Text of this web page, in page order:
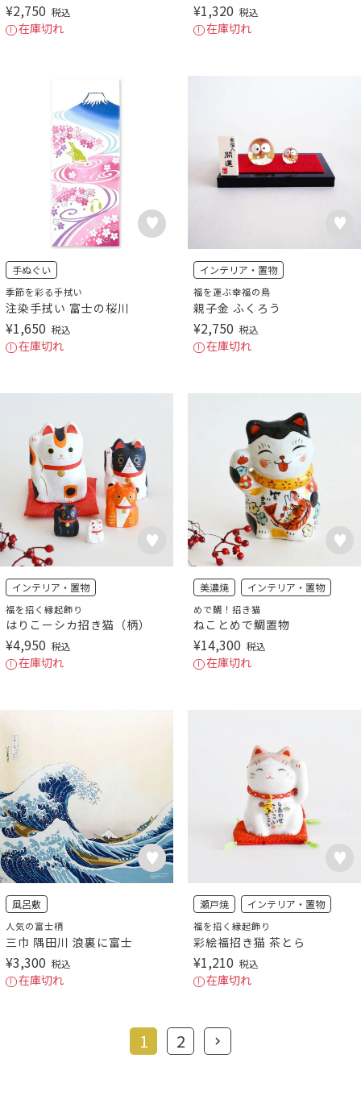
¥2,750 税込
在庫切れ
¥1,320 税込
在庫切れ
手ぬぐい
季節を彩る手拭い
注染手拭い 富士の桜川
¥1,650 税込
在庫切れ
インテリア・置物
福を運ぶ幸福の鳥
親子金 ふくろう
¥2,750 税込
在庫切れ
インテリア・置物
福を招く縁起飾り
はりこーシカ招き猫（柄）
¥4,950 税込
在庫切れ
美濃焼 インテリア・置物
めで鯛！招き猫
ねことめで鯛置物
¥14,300 税込
在庫切れ
風呂敷
人気の富士柄
三巾 隅田川 浪裏に富士
¥3,300 税込
在庫切れ
瀬戸焼 インテリア・置物
福を招く縁起飾り
彩絵福招き猫 茶とら
¥1,210 税込
在庫切れ
1 2